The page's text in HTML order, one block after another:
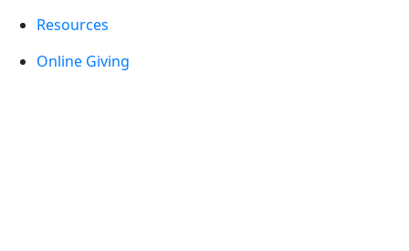
Resources
Online Giving